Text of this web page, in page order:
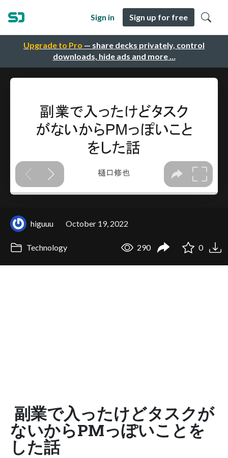
Upgrade to Pro — share decks privately, control
downloads, hide ads and more …
Sign in Sign up for free
higuuu October 19, 2022
Technology 290 0
副業で入ったけどタスクが
ないからPMっぽいことを
した話